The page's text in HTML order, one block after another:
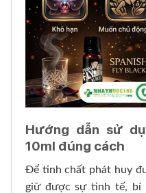
Hướng dẫn sử
10ml đúng cách
Để tinh chất phát huy
giữ được sự tinh tế, bí